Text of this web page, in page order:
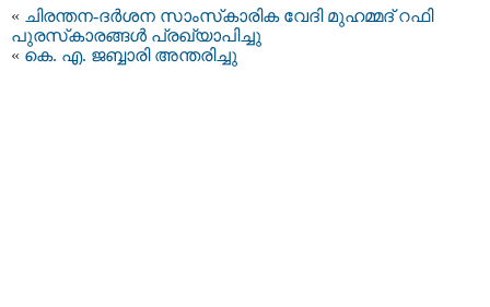
« ചിരന്തന-ദർശന സാംസ്‌കാരിക വേദി മുഹമ്മദ് റഫി
പുരസ്‌കാരങ്ങൾ പ്രഖ്യാപിച്ചു
« കെ. എ. ജബ്ബാരി അന്തരിച്ചു